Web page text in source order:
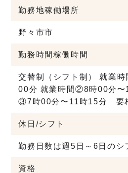
勤務地稼働場所
野々市市
勤務時間 稼働時間
交替制（シフト制） 就業
00分 就業時間②8時00分〜
③7時00分〜11時15分 要
休日/シフト
勤務日数は週5日～6日のシ
資格